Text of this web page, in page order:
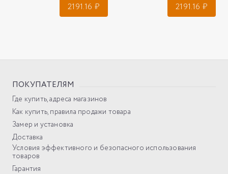
2191.16 ₽ 2191.16 ₽
ПОКУПАТЕЛЯМ
Где купить, адреса магазинов
Как купить, правила продажи товара
Замер и установка
Доставка
Условия эффективного и безопасного использования
товаров
Гарантия